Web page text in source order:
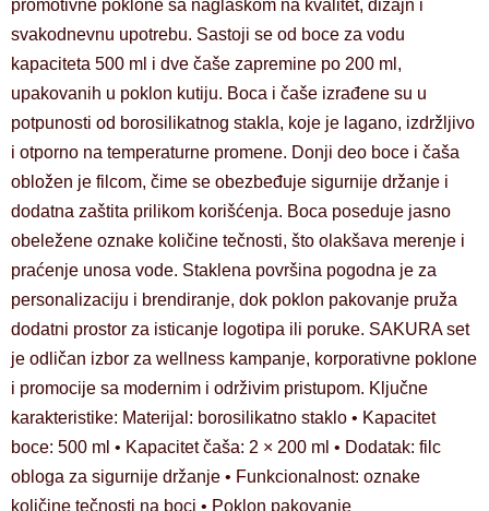
promotivne poklone sa naglaskom na kvalitet, dizajn i
svakodnevnu upotrebu. Sastoji se od boce za vodu
kapaciteta 500 ml i dve čaše zapremine po 200 ml,
upakovanih u poklon kutiju. Boca i čaše izrađene su u
potpunosti od borosilikatnog stakla, koje je lagano, izdržljivo
i otporno na temperaturne promene. Donji deo boce i čaša
obložen je filcom, čime se obezbeđuje sigurnije držanje i
dodatna zaštita prilikom korišćenja. Boca poseduje jasno
obeležene oznake količine tečnosti, što olakšava merenje i
praćenje unosa vode. Staklena površina pogodna je za
personalizaciju i brendiranje, dok poklon pakovanje pruža
dodatni prostor za isticanje logotipa ili poruke. SAKURA set
je odličan izbor za wellness kampanje, korporativne poklone
i promocije sa modernim i održivim pristupom. Ključne
karakteristike: Materijal: borosilikatno staklo • Kapacitet
boce: 500 ml • Kapacitet čaša: 2 × 200 ml • Dodatak: filc
obloga za sigurnije držanje • Funkcionalnost: oznake
količine tečnosti na boci • Poklon pakovanje